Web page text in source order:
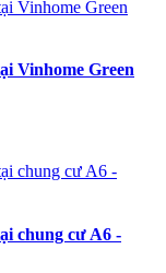
Vinhome Green
chung cư A6 -